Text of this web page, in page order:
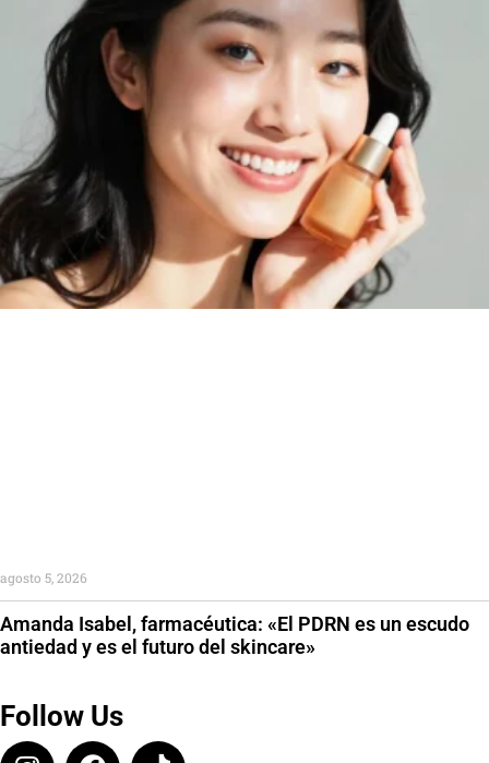
Amanda Isabel, farmacéutica: «El PDRN es un escudo
antiedad y es el futuro del skincare»
agosto 5, 2026
Follow Us